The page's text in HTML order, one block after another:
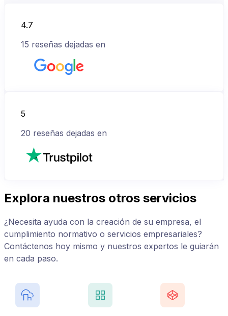
4.7
15 reseñas dejadas en
5
20 reseñas dejadas en
Explora nuestros otros servicios
¿Necesita ayuda con la creación de su empresa, el
cumplimiento normativo o servicios empresariales?
Contáctenos hoy mismo y nuestros expertos le guiarán
en cada paso.